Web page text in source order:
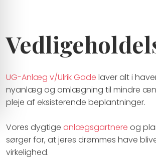
UG-Anlæg v/Ulrik Gade laver alt i
nyanlæg og omlægning til mindre
pleje af eksisterende beplantninger.
Vores dygtigeanlægsgartnere og
sørger for, at jeres drømmes have
virkelighed.